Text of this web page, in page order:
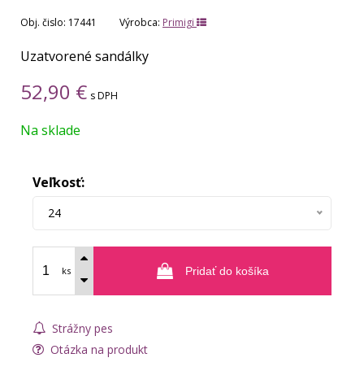
Obj. čislo: 17441 Výrobca: Primigi
Uzatvorené sandálky
52,90 € s DPH
Na sklade
Veľkosť:
24
ks Pridať do košíka
Strážny pes
Otázka na produkt